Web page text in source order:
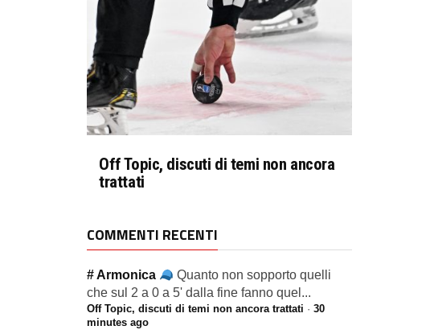
Off Topic, discuti di temi non ancora
trattati
COMMENTI RECENTI
# Armonica
Quanto non sopporto quelli
che sul 2 a 0 a 5' dalla fine fanno quel...
Off Topic, discuti di temi non ancora trattati · 30
minutes ago